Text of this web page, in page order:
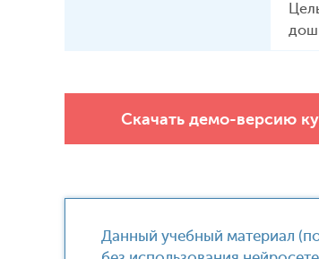
Скачать демо-версию
Данный учебный материал